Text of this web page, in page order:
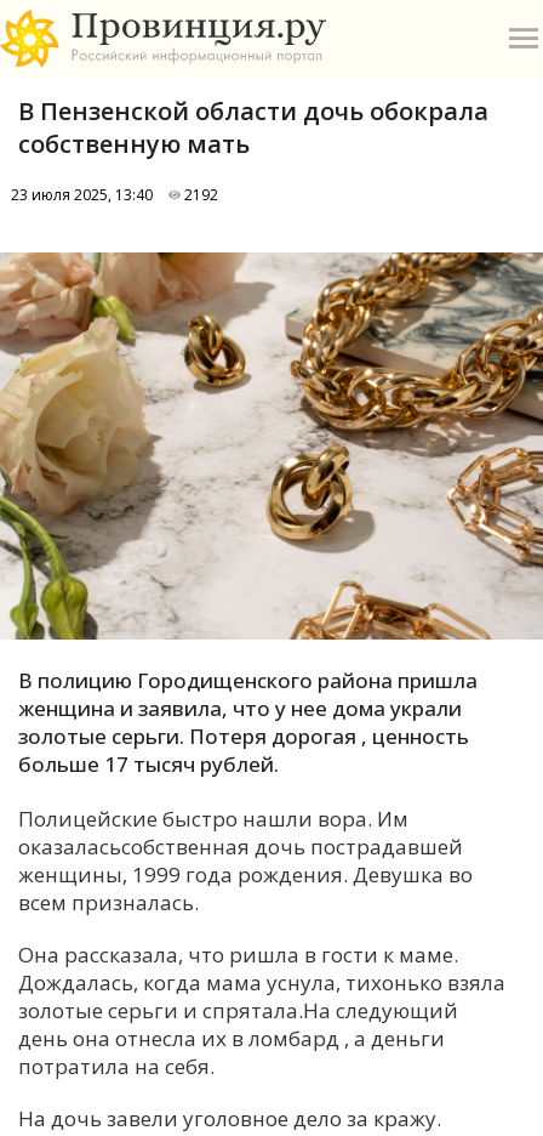
А
Б
В
Е
И
К
Н
О
П
Т
У
Ч
Я
В Пензенской области дочь обокрала
собственную мать
23 июля 2025, 13:40 2192
В полицию Городищенского района пришла
женщина и заявила, что у нее дома украли
золотые серьги. Потеря дорогая , ценность
больше 17 тысяч рублей.
Полицейские быстро нашли вора. Им
оказаласьсобственная дочь пострадавшей
женщины, 1999 года рождения. Девушка во
всем призналась.
Она рассказала, что ришла в гости к маме.
Дождалась, когда мама уснула, тихонько взяла
золотые серьги и спрятала.На следующий
день она отнесла их в ломбард , а деньги
потратила на себя.
На дочь завели уголовное дело за кражу.